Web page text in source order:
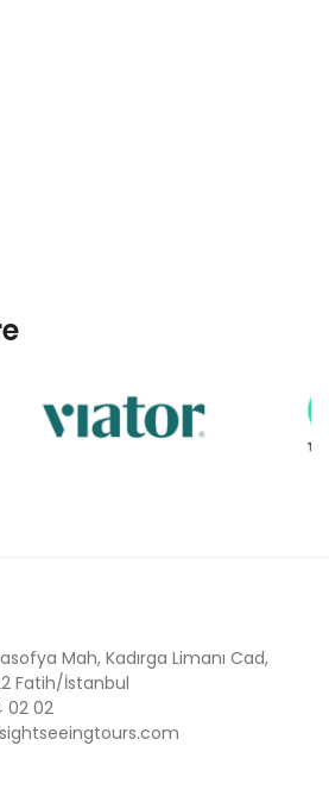
Mah, Kadırga Limanı Cad,
Fatih/İstanbul
02 02